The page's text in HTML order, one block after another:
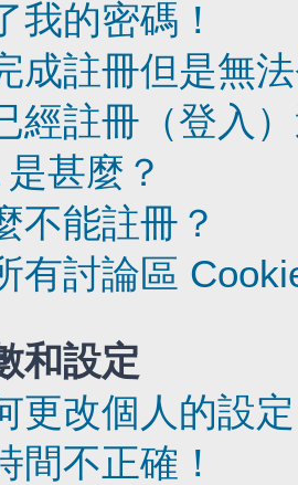
我的密碼！
成註冊但是無
經註冊（登入
甚麼？
不能註冊？
有討論區
和設定
更改個人的設
間不正確！